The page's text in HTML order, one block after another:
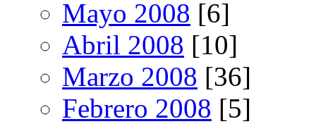
Mayo 2008 [6]
Abril 2008 [10]
Marzo 2008 [36]
Febrero 2008 [5]